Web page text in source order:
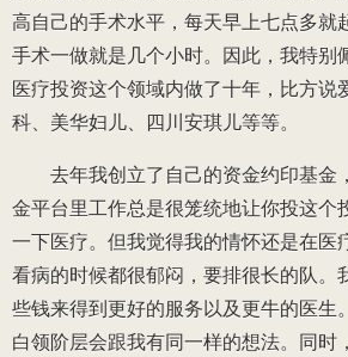
高自己的手术水平，每天早上七点多就
手术一做就是几个小时。因此，我特别
医疗投资这个领域内做了十年，比方说
科、美华妇儿、四川安琪儿等等。
去年我创立了自己的资金约印基金
金平台里工作总是很笼统地让你投这个
一下医疗。但我觉得我的情怀还是在医
看病的时候都很郁闷，要排很长的队。
些钱来得到更好的服务以及更牛的医生
白领阶层会跟我有同一样的想法。同时